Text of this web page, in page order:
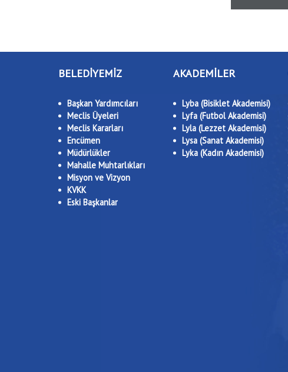
BELEDİYEMİZ
Başkan Yardımcıları
Meclis Üyeleri
Meclis Kararları
Encümen
Müdürlükler
Mahalle Muhtarlıkları
Misyon ve Vizyon
KVKK
Eski Başkanlar
AKADEMİLER
Lyba (Bisiklet Akademisi)
Lyfa (Futbol Akademisi)
Lyla (Lezzet Akademisi)
Lysa (Sanat Akademisi)
Lyka (Kadın Akademisi)